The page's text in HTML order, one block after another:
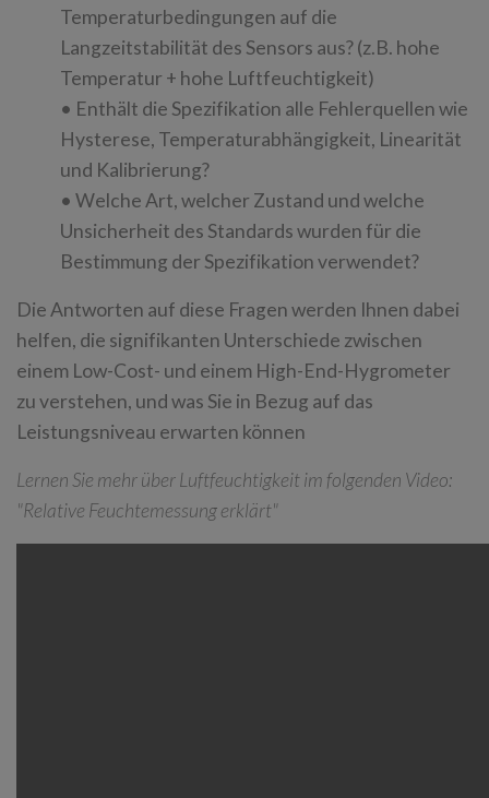
Temperaturbedingungen auf die
Langzeitstabilität des Sensors aus? (z.B. hohe
Temperatur + hohe Luftfeuchtigkeit)
• Enthält die Spezifikation alle Fehlerquellen wie
Hysterese, Temperaturabhängigkeit, Linearität
und Kalibrierung?
• Welche Art, welcher Zustand und welche
Unsicherheit des Standards wurden für die
Bestimmung der Spezifikation verwendet?
Die Antworten auf diese Fragen werden Ihnen dabei
helfen, die signifikanten Unterschiede zwischen
einem Low-Cost- und einem High-End-Hygrometer
zu verstehen, und was Sie in Bezug auf das
Leistungsniveau erwarten können
Lernen Sie mehr über Luftfeuchtigkeit im folgenden Video:
"Relative Feuchtemessung erklärt"